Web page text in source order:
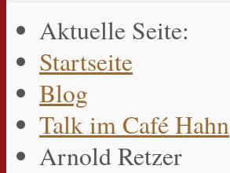
Aktuelle Seite:
Startseite
Blog
Talk im Café Hahn
Arnold Retzer